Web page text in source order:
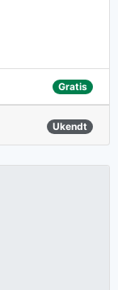
Gratis
Ukendt